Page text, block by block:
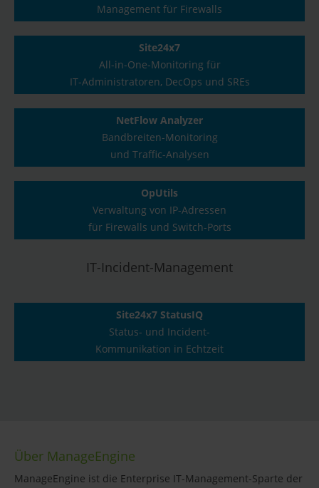
Management für Firewalls
Site24x7
All-in-One-Monitoring für
IT-Administratoren, DecOps und SREs
NetFlow Analyzer
Bandbreiten-Monitoring
und Traffic-Analysen
OpUtils
Verwaltung von IP-Adressen
für Firewalls und Switch-Ports
IT-Incident-Management
Site24x7 StatusIQ
Status- und Incident-
Kommunikation in Echtzeit
Über ManageEngine
ManageEngine ist die Enterprise IT-Management-Sparte der